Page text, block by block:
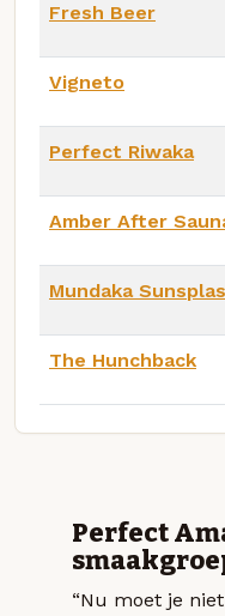
Fresh Beer
Vigneto
Perfect Riwaka
Amber After
Mundaka
The Hunchback
Perfect
“Nu moet je